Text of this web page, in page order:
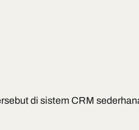
di sistem CRM